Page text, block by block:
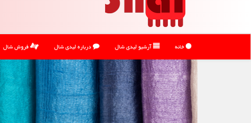
خانه آرشیو لیدی شال درباره لیدی شال فروش شال